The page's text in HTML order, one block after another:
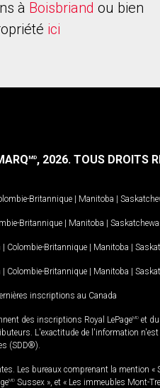
à Boisbriand ou bien
ici
MD, 2026. TOUS DROITS
Britannique | Manitoba |
Britannique | Manitoba |
| Colombie-Britannique | Manitoba |
| Colombie-Britannique | Manitoba |
inscriptions au Canada
des inscriptions Royal LePageMD et
L'exactitude de l'information
(SDD®).
Les bureaux comprenant la mention «
MD Sussex », et « Les immeubles Mont-